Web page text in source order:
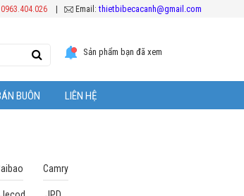
0963.404.026 Email:thietbibecacanh@gmail.com
Sản phẩm bạn đã xem
BUÔN LIÊN HỆ
Camry